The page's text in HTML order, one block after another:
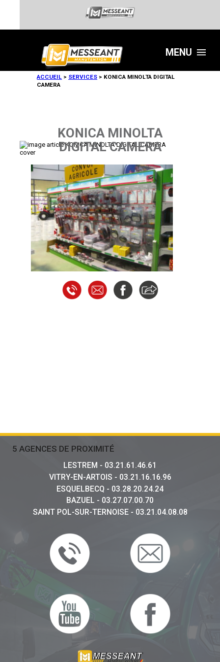
MENU
ACCUEIL > SERVICES > KONICA MINOLTA DIGITAL
CAMERA
KONICA MINOLTA
DIGITAL CAMERA
5 AGENCES DE PROXIMITÉ
LESTREM - 03.21.61.46.61
VITRY-EN-ARTOIS - 03.21.16.16.96
ESQUELBECQ - 03.28.20.24.24
BAZUEL - 03.27.07.00.70
SAINT POL-SUR-TERNOISE - 03.21.04.08.08